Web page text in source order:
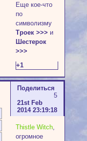
Еще кое-что
по
символизму
Троек >>> и
Шестерок
>>>
+1
Поделиться
5
21st Feb
2014 23:19:18
Thistle Witch,
огромное